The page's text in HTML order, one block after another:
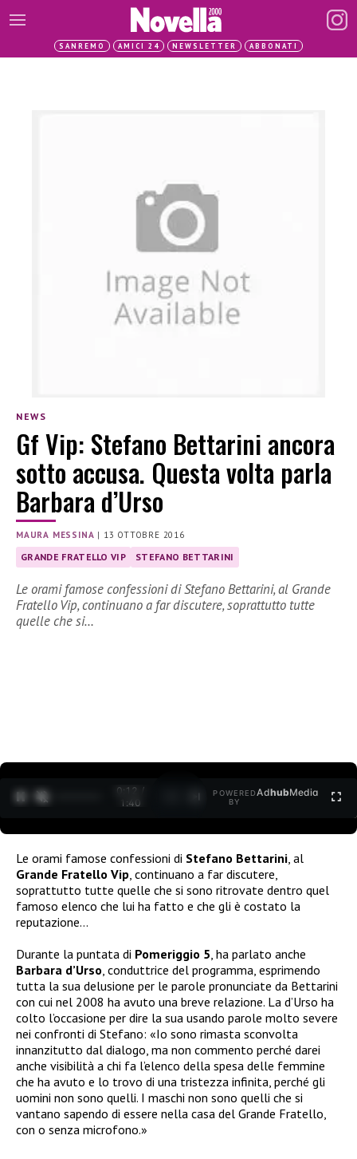
SANREMO AMICI 24 NEWSLETTER ABBONATI
NEWS
Gf Vip: Stefano Bettarini ancora
sotto accusa. Questa volta parla
Barbara d’Urso
MAURA MESSINA | 13 OTTOBRE 2016
GRANDE FRATELLO VIP STEFANO BETTARINI
Le orami famose confessioni di Stefano Bettarini, al Grande
Fratello Vip, continuano a far discutere, soprattutto tutte
quelle che si…
0:13 /
1:40
POWERED
BY
AdhubMedia
Le orami famose confessioni di Stefano Bettarini , al
Grande Fratello Vip , continuano a far discutere,
soprattutto tutte quelle che si sono ritrovate dentro quel
famoso elenco che lui ha fatto e che gli è costato la
reputazione…
Durante la puntata di Pomeriggio 5 , ha parlato anche
Barbara d’Urso , conduttrice del programma, esprimendo
tutta la sua delusione per le parole pronunciate da Bettarini
con cui nel 2008 ha avuto una breve relazione. La d’Urso ha
colto l’occasione per dire la sua usando parole molto severe
nei confronti di Stefano: «Io sono rimasta sconvolta
innanzitutto dal dialogo, ma non commento perché darei
anche visibilità a chi fa l’elenco della spesa delle femmine
che ha avuto e lo trovo di una tristezza infinita, perché gli
uomini non sono quelli. I maschi non sono quelli che si
vantano sapendo di essere nella casa del Grande Fratello,
con o senza microfono.»